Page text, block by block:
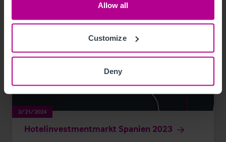
Allow all
Customize
Deny
2/21/2024
Hotelinvestmentmarkt Spanien 2023